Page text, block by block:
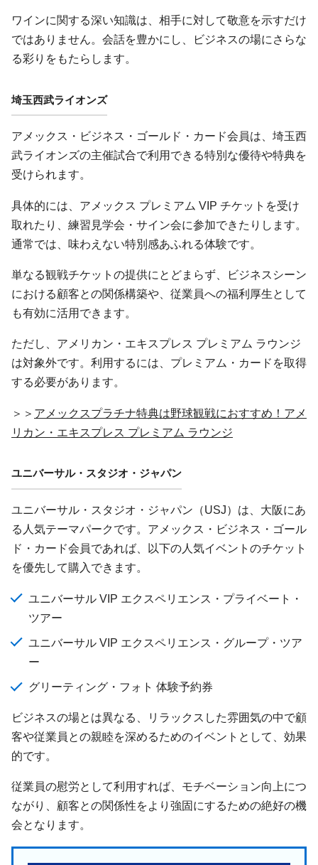
ワインに関する深い知識は、相手に対して敬意を示すだけ
ではありません。会話を豊かにし、ビジネスの場にさらな
る彩りをもたらします。
埼玉西武ライオンズ
アメックス・ビジネス・ゴールド・カード会員は、埼玉西
武ライオンズの主催試合で利用できる特別な優待や特典を
受けられます。
具体的には、アメックス プレミアム VIP チケットを受け
取れたり、練習見学会・サイン会に参加できたりします。
通常では、味わえない特別感あふれる体験です。
単なる観戦チケットの提供にとどまらず、ビジネスシーン
における顧客との関係構築や、従業員への福利厚生として
も有効に活用できます。
ただし、アメリカン・エキスプレス プレミアム ラウンジ
は対象外です。利用するには、プレミアム・カードを取得
する必要があります。
＞＞ アメックスプラチナ特典は野球観戦におすすめ！アメ
リカン・エキスプレス プレミアム ラウンジ
ユニバーサル・スタジオ・ジャパン
ユニバーサル・スタジオ・ジャパン（USJ）は、大阪にあ
る人気テーマパークです。アメックス・ビジネス・ゴール
ド・カード会員であれば、以下の人気イベントのチケット
を優先して購入できます。
ユニバーサル VIP エクスペリエンス・プライベート・
ツアー
ユニバーサル VIP エクスペリエンス・グループ・ツア
ー
グリーティング・フォト 体験予約券
ビジネスの場とは異なる、リラックスした雰囲気の中で顧
客や従業員との親睦を深めるためのイベントとして、効果
的です。
従業員の慰労として利用すれば、モチベーション向上につ
ながり、顧客との関係性をより強固にするための絶好の機
会となります。